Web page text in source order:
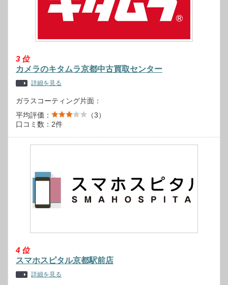
3位
カメラのキタムラ京都中古買取センター
詳細を見る
ガラスコーティング片面：
平均評価：
（3）
口コミ数：2件
4 位
スマホスピタル京都駅前店
詳細を見る